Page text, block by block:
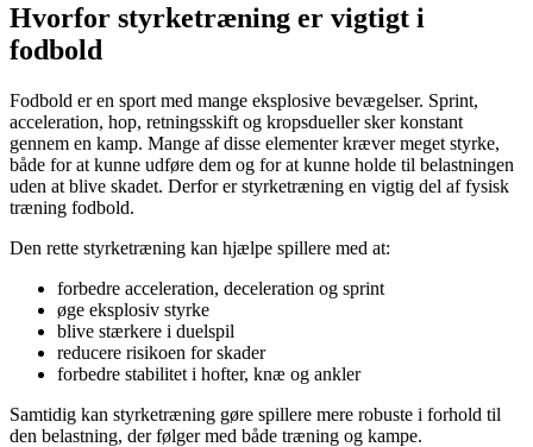
Hvorfor styrketræning er vigtigt i
fodbold
Fodbold er en sport med mange eksplosive bevægelser. Sprint,
acceleration, hop, retningsskift og kropsdueller sker konstant
gennem en kamp. Mange af disse elementer kræver meget styrke,
både for at kunne udføre dem og for at kunne holde til belastningen
uden at blive skadet. Derfor er styrketræning en vigtig del af fysisk
træning fodbold.
Den rette styrketræning kan hjælpe spillere med at:
forbedre acceleration, deceleration og sprint
øge eksplosiv styrke
blive stærkere i duelspil
reducere risikoen for skader
forbedre stabilitet i hofter, knæ og ankler
Samtidig kan styrketræning gøre spillere mere robuste i forhold til
den belastning, der følger med både træning og kampe.